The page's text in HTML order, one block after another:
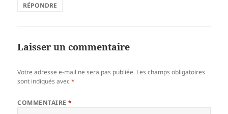
RÉPONDRE
Laisser un commentaire
Votre adresse e-mail ne sera pas publiée. Les champs obligatoires
sont indiqués avec*
COMMENTAIRE*